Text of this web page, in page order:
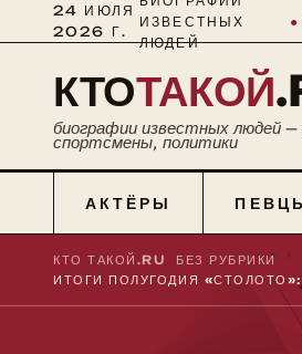
24 ИЮЛЯ
2026 Г.
ИЗВЕСТНЫХ
ЛЮДЕЙ
●
КТОТАКОЙ
биографии известных людей
спортсмены, политики
АКТЁРЫ
КТО ТАКОЙ.RU БЕЗ РУБРИКИ
ИТОГИ ПОЛУГОДИЯ «СТОЛОТО»: